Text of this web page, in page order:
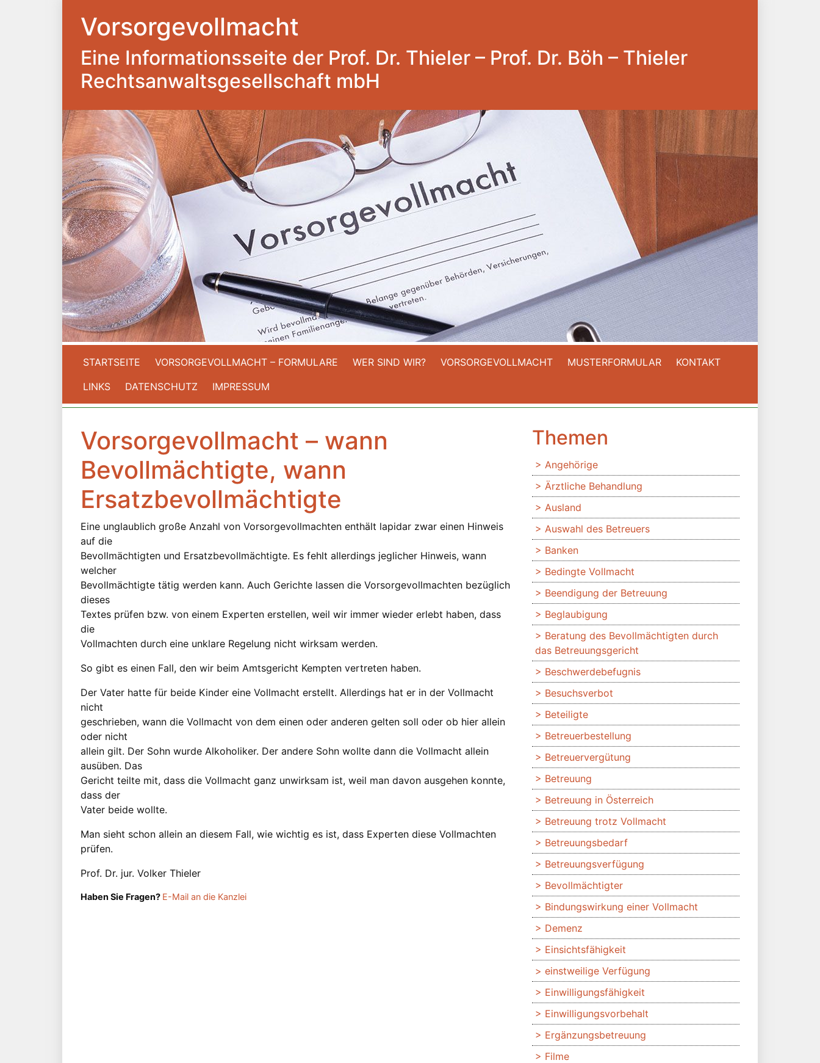
Vorsorgevollmacht
Eine Informationsseite der Prof. Dr. Thieler – Prof. Dr. Böh – Thieler
Rechtsanwaltsgesellschaft mbH
STARTSEITE VORSORGEVOLLMACHT – FORMULARE WER SIND WIR? VORSORGEVOLLMACHT MUSTERFORMULAR
KONTAKT
LINKS
DATENSCHUTZ IMPRESSUM
Vorsorgevollmacht – wann
Bevollmächtigte, wann
Ersatzbevollmächtigte
Eine unglaublich große Anzahl von Vorsorgevollmachten enthält lapidar zwar einen Hinweis
auf die
Bevollmächtigten und Ersatzbevollmächtigte. Es fehlt allerdings jeglicher Hinweis, wann
welcher
Bevollmächtigte tätig werden kann. Auch Gerichte lassen die Vorsorgevollmachten bezüglich
dieses
Textes prüfen bzw. von einem Experten erstellen, weil wir immer wieder erlebt haben, dass
die
Vollmachten durch eine unklare Regelung nicht wirksam werden.
So gibt es einen Fall, den wir beim Amtsgericht Kempten vertreten haben.
Der Vater hatte für beide Kinder eine Vollmacht erstellt. Allerdings hat er in der Vollmacht
nicht
geschrieben, wann die Vollmacht von dem einen oder anderen gelten soll oder ob hier allein
oder nicht
allein gilt. Der Sohn wurde Alkoholiker. Der andere Sohn wollte dann die Vollmacht allein
ausüben. Das
Gericht teilte mit, dass die Vollmacht ganz unwirksam ist, weil man davon ausgehen konnte,
dass der
Vater beide wollte.
Man sieht schon allein an diesem Fall, wie wichtig es ist, dass Experten diese Vollmachten
prüfen.
Prof. Dr. jur. Volker Thieler
Haben Sie Fragen? E-Mail an die Kanzlei
Themen
Angehörige
Ärztliche Behandlung
Ausland
Auswahl des Betreuers
Banken
Bedingte Vollmacht
Beendigung der Betreuung
Beglaubigung
Beratung des Bevollmächtigten durch
das Betreuungsgericht
Beschwerdebefugnis
Besuchsverbot
Beteiligte
Betreuerbestellung
Betreuervergütung
Betreuung
Betreuung in Österreich
Betreuung trotz Vollmacht
Betreuungsbedarf
Betreuungsverfügung
Bevollmächtigter
Bindungswirkung einer Vollmacht
Demenz
Einsichtsfähigkeit
einstweilige Verfügung
Einwilligungsfähigkeit
Einwilligungsvorbehalt
Ergänzungsbetreuung
Filme